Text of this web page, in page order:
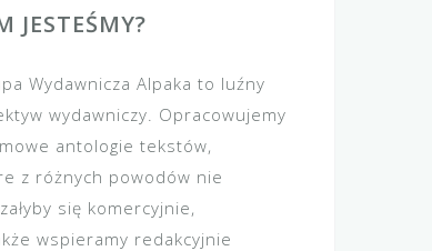
JESTEŚMY?
Wydawnicza Alpaka to luźny
wydawniczy. Opracowujemy
antologie tekstów,
z różnych powodów nie
się komercyjnie,
wspieramy redakcyjnie